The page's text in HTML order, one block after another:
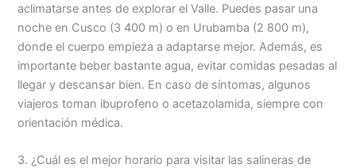
aclimatarse antes de explorar el Valle. Puedes pasar una
noche en Cusco (3 400 m) o en Urubamba (2 800 m),
donde el cuerpo empieza a adaptarse mejor. Además, es
importante beber bastante agua, evitar comidas pesadas al
llegar y descansar bien. En caso de síntomas, algunos
viajeros toman ibuprofeno o acetazolamida, siempre con
orientación médica.
3. ¿Cuál es el mejor horario para visitar las salineras de